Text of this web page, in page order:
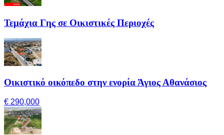
Τεμάχια Γης σε Οικιστικές Περιοχές
Οικιστικό οικόπεδο στην ενορία Άγιος Αθανάσιος
€ 290,000